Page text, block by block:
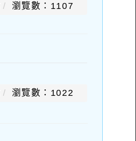
瀏覽數：1107
瀏覽數：1022